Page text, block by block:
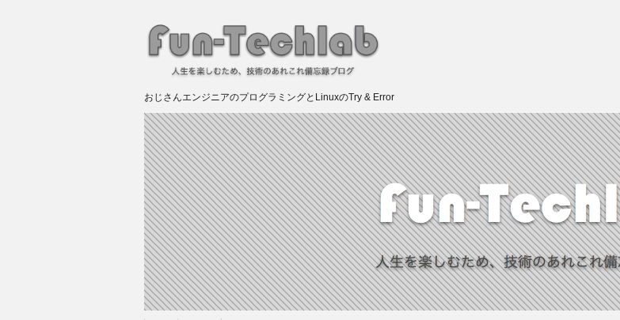
おじさんエンジニアのプログラミングとLinuxのTry & Error